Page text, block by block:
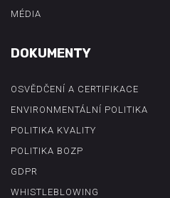
MÉDIA
DOKUMENTY
OSVĚDČENÍ A CERTIFIKACE
ENVIRONMENTÁLNÍ POLITIKA
POLITIKA KVALITY
POLITIKA BOZP
GDPR
WHISTLEBLOWING